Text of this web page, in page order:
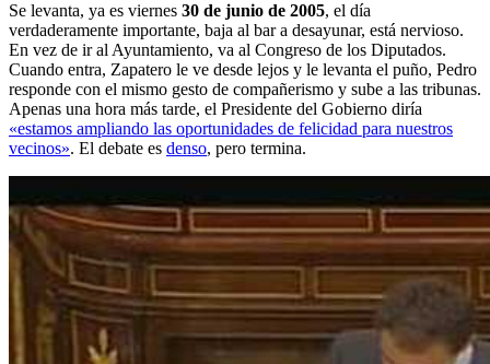
Se levanta, ya es viernes 30 de junio de 2005, el día
verdaderamente importante, baja al bar a desayunar, está nervioso.
En vez de ir al Ayuntamiento, va al Congreso de los Diputados.
Cuando entra, Zapatero le ve desde lejos y le levanta el puño, Pedro
responde con el mismo gesto de compañerismo y sube a las tribunas.
Apenas una hora más tarde, el Presidente del Gobierno diría
«estamos ampliando las oportunidades de felicidad para nuestros
vecinos». El debate es denso, pero termina.